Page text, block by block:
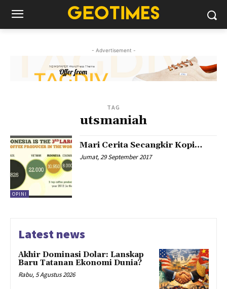
- Advertisement -
TAG
utsmaniah
OPINI
Mari Cerita Secangkir Kopi…
Jumat, 29 September 2017
Latest news
Akhir Dominasi Dolar: Lanskap
Baru Tatanan Ekonomi Dunia?
Rabu, 5 Agustus 2026